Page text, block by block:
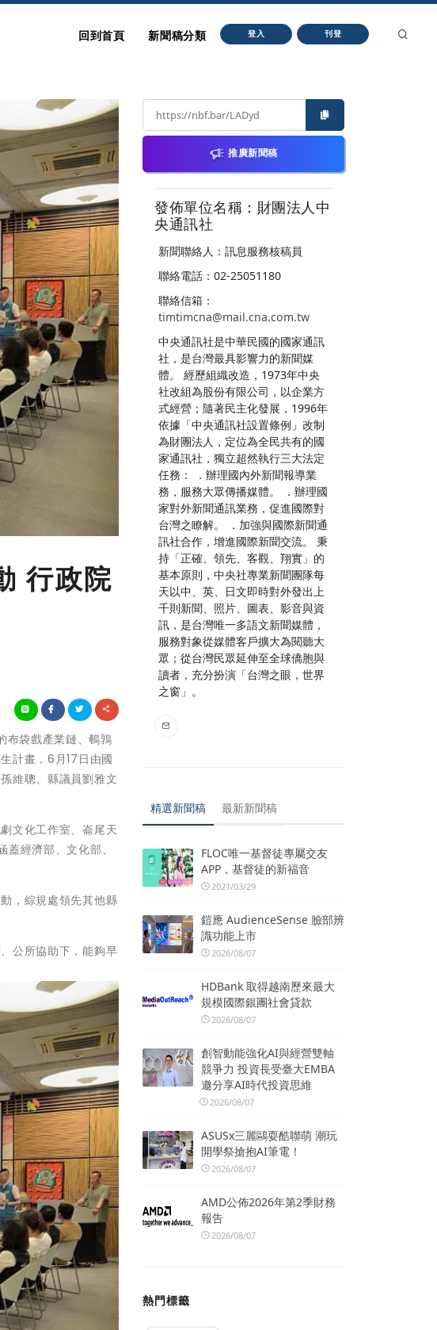
回到首頁 新聞稿分類 登入 刊登
行政院
袋戲產業鏈、鵪鶉
計畫，6月17日由國
維聰、縣議員劉雅文
文化工作室、崙尾天
經濟部、文化部、
，綜規處領先其他縣
公所協助下，能夠早
推廣新聞稿
發佈單位名稱：財團法人中
央通訊社
新聞聯絡人：訊息服務核稿員
聯絡電話：02-25051180
聯絡信箱：
timtimcna@mail.cna.com.tw
中央通訊社是中華民國的國家通訊
社，是台灣最具影響力的新聞媒
體。 經歷組織改造，1973年中央
社改組為股份有限公司，以企業方
式經營；隨著民主化發展，1996年
依據「中央通訊社設置條例」改制
為財團法人，定位為全民共有的國
家通訊社，獨立超然執行三大法定
任務： ．辦理國內外新聞報導業
務，服務大眾傳播媒體。 ．辦理國
家對外新聞通訊業務，促進國際對
台灣之瞭解。 ．加強與國際新聞通
訊社合作，增進國際新聞交流。 秉
持「正確、領先、客觀、翔實」的
基本原則，中央社專業新聞團隊每
天以中、英、日文即時對外發出上
千則新聞、照片、圖表、影音與資
訊，是台灣唯一多語文新聞媒體，
服務對象從媒體客戶擴大為閱聽大
眾；從台灣民眾延伸至全球僑胞與
讀者，充分扮演「台灣之眼，世界
之窗」。
精選新聞稿 最新新聞稿
FLOC唯一基督徒專屬交友
APP，基督徒的新福音
2021/03/29
鎧應 AudienceSense 臉部辨
識功能上市
2026/08/07
HDBank 取得越南歷來最大
規模國際銀團社會貸款
2026/08/07
創智動能強化AI與經營雙軸
競爭力 投資長受臺大EMBA
邀分享AI時代投資思維
2026/08/07
ASUSx三麗鷗耍酷聯萌 潮玩
開學祭搶抱AI筆電！
2026/08/07
AMD公佈2026年第2季財務
報告
2026/08/07
熱門標籤